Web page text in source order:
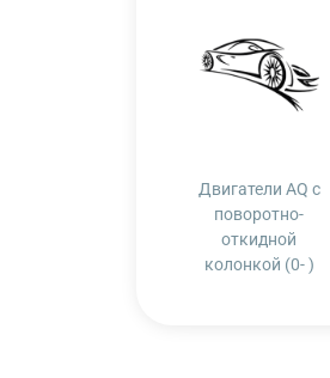
Двигатели AQ с
поворотно-
откидной
колонкой (0- )